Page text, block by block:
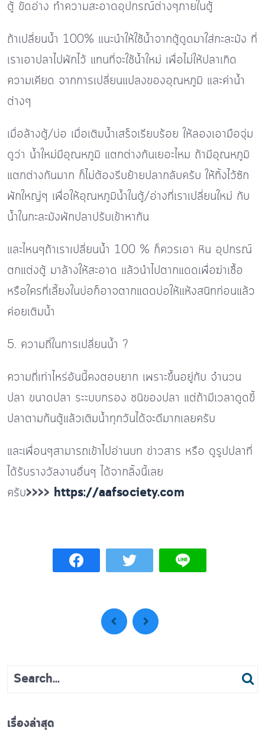
ตู้ ขัดอ่าง ทำความสะอาดอุปกรณ์ต่างๆภายในตู้
ถ้าเปลี่ยนน้ำ 100% แนะนำให้ใช้น้ำจากตู้ดูดมาใส่กะละมัง ที่
เราเอาปลาไปพักไว้ แทนที่จะใช้น้ำใหม่ เพื่อไม่ให้ปลาเกิด
ความเคียด จากการเปลี่ยนแปลงของอุณหภูมิ และค่าน้ำ
ต่างๆ
เมื่อล้างตู้/บ่อ เมื่อเติมน้ำเสร็จเรียบร้อย ให้ลองเอามือจุ่ม
ดูว่า น้ำใหม่มีอุณหภูมิ แตกต่างกันเยอะไหม ถ้ามีอุณหภูมิ
แตกต่างกันมาก ก็ไม่ต้องรีบย้ายปลากลับครับ ให้ทิ้งไว้ซัก
พักใหญ่ๆ เพื่อให้อุณหภูมิน้ำในตู้/อ่างที่เราเปลี่ยนใหม่ กับ
น้ำในกะละมังพักปลาปรับเข้าหากัน
และไหนๆถ้าเราเปลี่ยนน้ำ 100 % ก็ควรเอา หิน อุปกรณ์
ตกแต่งตู้ มาล้างให้สะอาด แล้วนำไปตากแดดเพื่อฆ่าเชื้อ
หรือใครที่เลี้ยงในบ่อก็อาจตากแดดบ่อให้แห้งสนิทก่อนแล้ว
ค่อยเติมน้ำ
5. ความถี่ในการเปลี่ยนน้ำ ?
ความถี่เท่าไหร่อันนี้คงตอบยาก เพราะขึ้นอยู่กับ จำนวน
ปลา ขนาดปลา ระะบบกรอง ชนิของปลา แต่ถ้ามีเวลาดูดขี้
ปลาตามก้นตู้แล้วเติมน้ำทุกวันได้จะดีมากเลยครับ
และเพื่อนๆสามารถเข้าไปอ่านบท ข่าวสาร หรือ ดูรูปปลาที่
ได้รับรางวัลงานอื่นๆ ได้จากลิ้งนี้เลย
ครับ>>>> https://aafsociety.com
เรื่องล่าสุด